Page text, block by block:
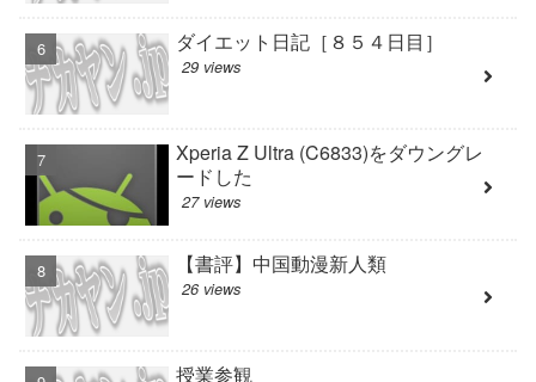
ダイエット日記［８５４日目］
29 views
Xperia Z Ultra (C6833)をダウングレ
ードした
27 views
【書評】中国動漫新人類
26 views
授業参観